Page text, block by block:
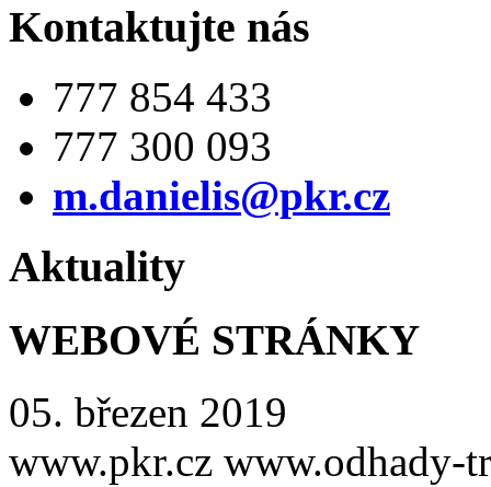
Kontaktujte nás
777 854 433
777 300 093
m.danielis@pkr.cz
Aktuality
WEBOVÉ STRÁNKY
05. březen 2019
www.pkr.cz www.odhady-